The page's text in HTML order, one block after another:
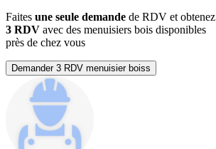
Faites une seule demande de RDV et obtenez
3 RDV avec des menuisiers bois disponibles
près de chez vous
Demander 3 RDV menuisier boiss